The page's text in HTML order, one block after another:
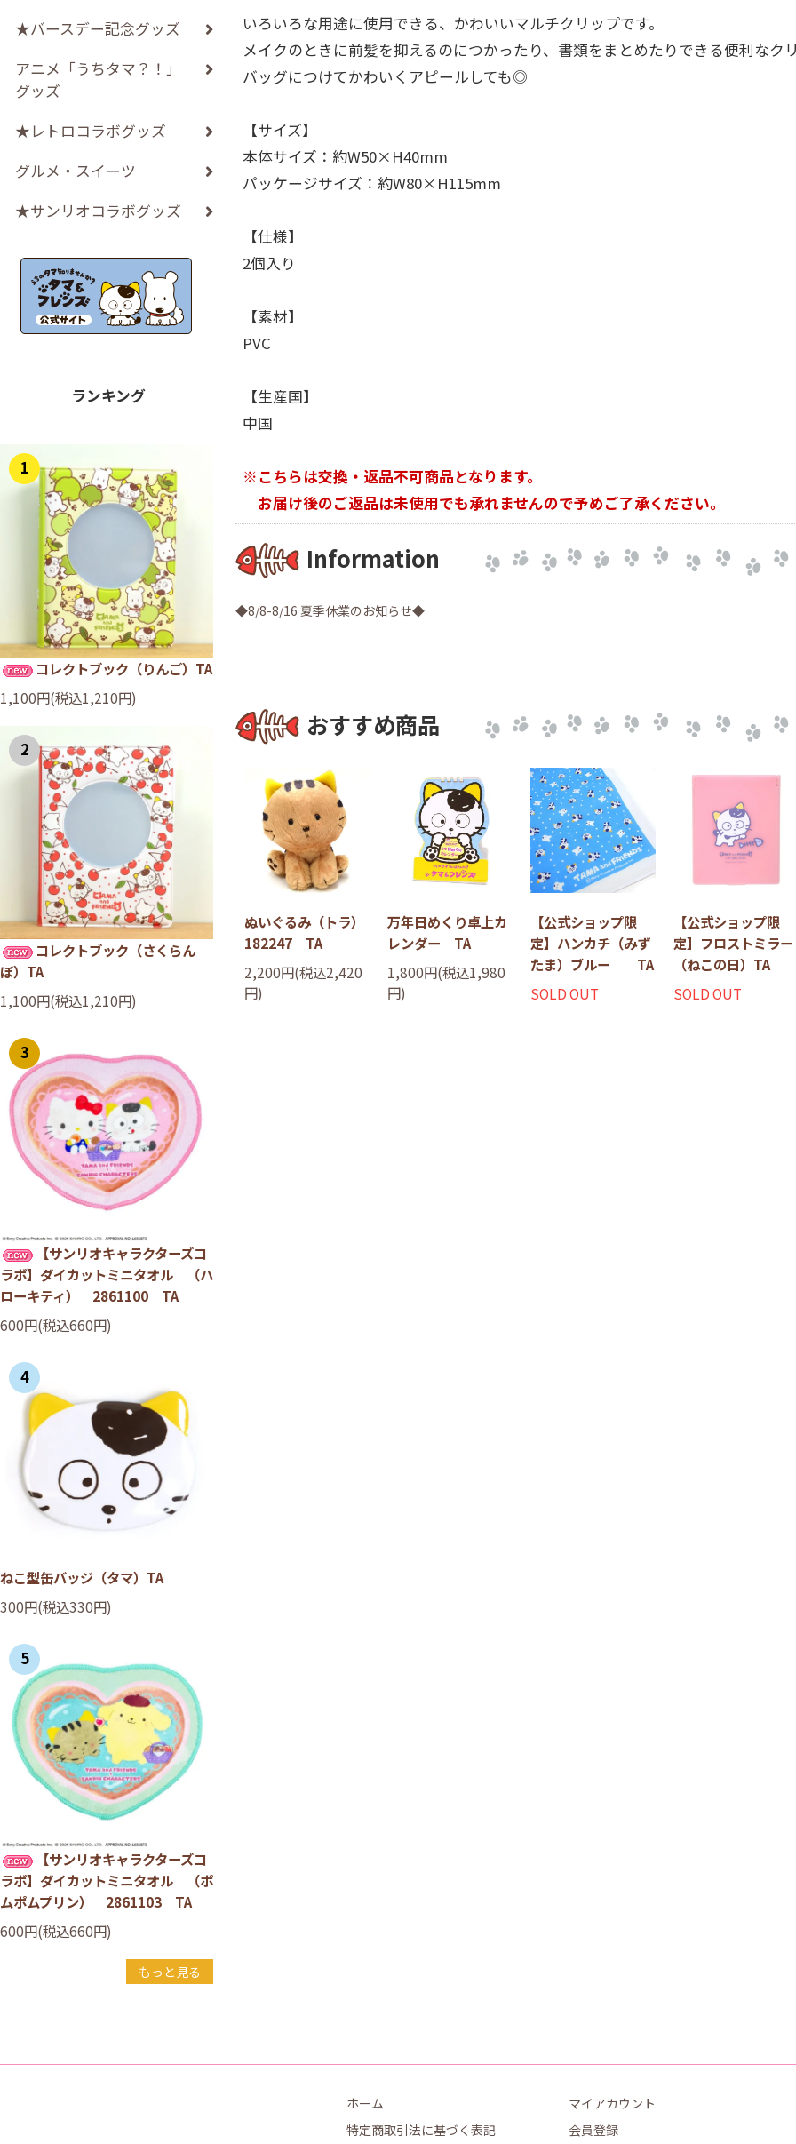
★バースデー記念グッズ
アニメ「うちタマ？！」
グッズ
★レトロコラボグッズ
グルメ・スイーツ
★サンリオコラボグッズ
ランキング
1
コレクトブック（りんご）TA
1,100円(税込1,210円)
2
コレクトブック（さくらん
ぼ）TA
1,100円(税込1,210円)
3
【サンリオキャラクターズコ
ラボ】ダイカットミニタオル （ハ
ローキティ） 2861100 TA
600円(税込660円)
4
ねこ型缶バッジ（タマ）TA
300円(税込330円)
5
【サンリオキャラクターズコ
ラボ】ダイカットミニタオル （ポ
ムポムプリン） 2861103 TA
600円(税込660円)
もっと見る
いろいろな用途に使用できる、かわいいマルチクリップです。
メイクのときに前髪を抑えるのにつかったり、書類をまとめたりできる便利なク
バッグにつけてかわいくアピールしても◎
【サイズ】
本体サイズ：約W50×H40mm
パッケージサイズ：約W80×H115mm
【仕様】
2個入り
【素材】
PVC
【生産国】
中国
※こちらは交換・返品不可商品となります。
お届け後のご返品は未使用でも承れませんので予めご了承ください。
Information
◆8/8-8/16 夏季休業のお知らせ◆
おすすめ商品
ぬいぐるみ（トラ）
182247 TA
2,200円(税込2,420
円)
万年日めくり卓上カ
レンダー TA
1,800円(税込1,980
円)
【公式ショップ限
定】ハンカチ（みず
たま）ブルー TA
SOLD OUT
【公式ショップ限
定】フロストミラー
（ねこの日）TA
SOLD OUT
ホーム
特定商取引法に基づく表記
マイアカウント
会員登録